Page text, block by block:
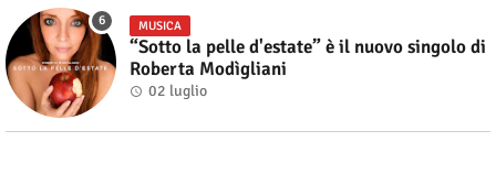
MUSICA
“Sotto la pelle d'estate” è il nuovo singolo di
Roberta Modìgliani
02 luglio